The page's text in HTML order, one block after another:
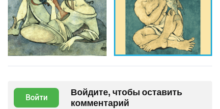
Войти
Войдите, чтобы оставить
комментарий